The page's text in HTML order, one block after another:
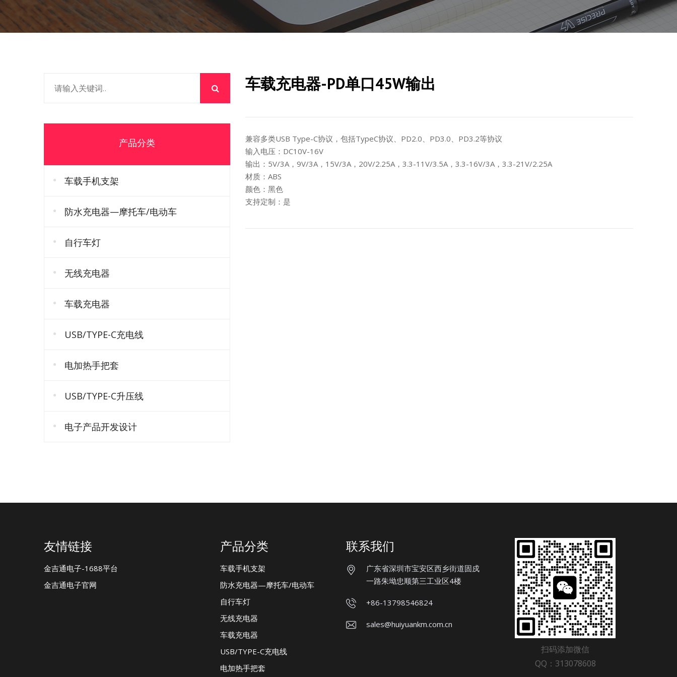
产品分类
车载手机支架
防水充电器—摩托车/电动车
自行车灯
无线充电器
车载充电器
USB/TYPE-C充电线
电加热手把套
USB/TYPE-C升压线
电子产品开发设计
车载充电器-PD单口45W输出
兼容多类USB Type-C协议，包括TypeC协议、PD2.0、PD3.0、PD3.2等协议
输入电压：DC10V-16V
输出：5V/3A，9V/3A，15V/3A，20V/2.25A，3.3-11V/3.5A，3.3-16V/3A，3.3-21V/2.25A
材质：ABS
颜色：黑色
支持定制：是
友情链接
金吉通电子-1688平台
金吉通电子官网
产品分类
车载手机支架
防水充电器—摩托车/电动车
自行车灯
无线充电器
车载充电器
USB/TYPE-C充电线
电加热手把套
联系我们
广东省深圳市宝安区西乡街道固戍
一路朱坳忠顺第三工业区4楼
+86-13798546824
sales@huiyuankm.com.cn
扫码添加微信
QQ：313078608